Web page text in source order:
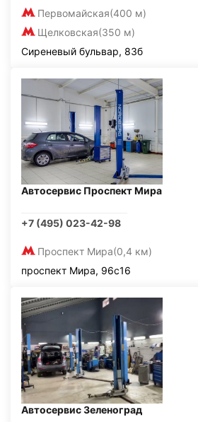
Первомайская(400 м)
Щелковская(350 м)
Сиреневый бульвар, 83б
Автосервис Проспект Мира
+7 (495) 023-42-98
Проспект Мира(0,4 км)
проспект Мира, 96с16
Автосервис Зеленоград